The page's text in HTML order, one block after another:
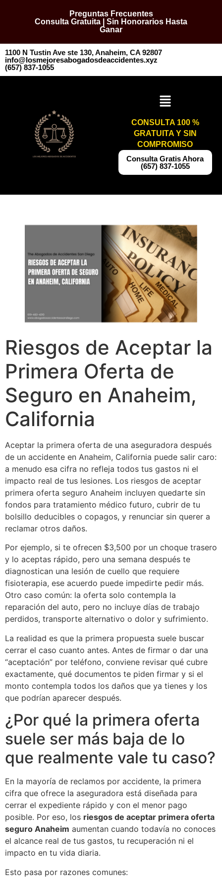
Preguntas Frecuentes
Consulta Gratuita | Sin Honorarios Hasta
Ganar
1100 N Tustin Ave ste 130, Anaheim, CA 92807
info@losmejoresabogadosdeaccidentes.xyz
​​(657) 837-1055
CONSULTA 100 %
GRATUITA Y SIN
COMPROMISO
​​Consulta Gratis Ahora
(657) 837-1055
Riesgos de Aceptar la
Primera Oferta de
Seguro en Anaheim,
California
Aceptar la primera oferta de una aseguradora después
de un accidente en Anaheim, California puede salir caro:
a menudo esa cifra no refleja todos tus gastos ni el
impacto real de tus lesiones. Los riesgos de aceptar
primera oferta seguro Anaheim incluyen quedarte sin
fondos para tratamiento médico futuro, cubrir de tu
bolsillo deducibles o copagos, y renunciar sin querer a
reclamar otros daños.
Por ejemplo, si te ofrecen $3,500 por un choque trasero
y lo aceptas rápido, pero una semana después te
diagnostican una lesión de cuello que requiere
fisioterapia, ese acuerdo puede impedirte pedir más.
Otro caso común: la oferta solo contempla la
reparación del auto, pero no incluye días de trabajo
perdidos, transporte alternativo o dolor y sufrimiento.
La realidad es que la primera propuesta suele buscar
cerrar el caso cuanto antes. Antes de firmar o dar una
“aceptación” por teléfono, conviene revisar qué cubre
exactamente, qué documentos te piden firmar y si el
monto contempla todos los daños que ya tienes y los
que podrían aparecer después.
¿Por qué la primera oferta
suele ser más baja de lo
que realmente vale tu caso?
En la mayoría de reclamos por accidente, la primera
cifra que ofrece la aseguradora está diseñada para
cerrar el expediente rápido y con el menor pago
posible. Por eso, los riesgos de aceptar primera oferta
seguro Anaheim aumentan cuando todavía no conoces
el alcance real de tus gastos, tu recuperación ni el
impacto en tu vida diaria.
Esto pasa por razones comunes: